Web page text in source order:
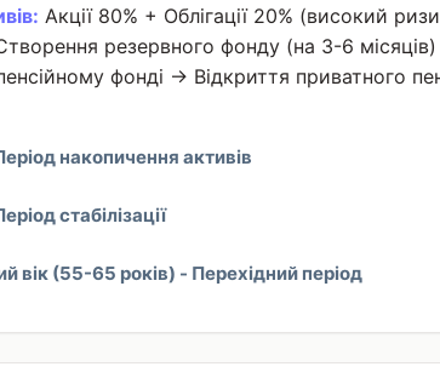
Акції 80% + Облігації 20% (високий
резервного фонду (на 3-6
фонді → Відкриття приватного
накопичення активів
стабілізації
вік (55-65 років) - Перехідний період